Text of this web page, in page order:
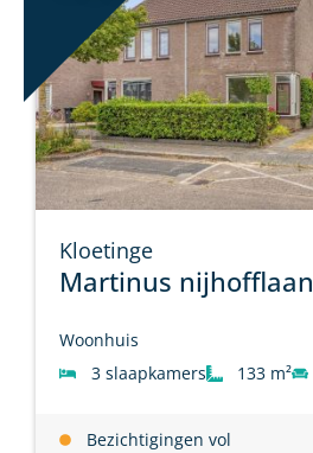
Kloetinge
Martinus nijhofflaan
Woonhuis
3 slaapkamers
133 m²
Bezichtigingen vol